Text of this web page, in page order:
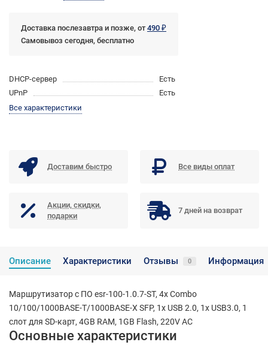
Доставка послезавтра и позже, от490 ₽
Самовывоз сегодня, бесплатно
DHCP-сервер
Есть
UPnP
Есть
Все характеристики
Доставим быстро Все виды оплат
Акции, скидки,
подарки
7 дней на возврат
Описание Характеристики Отзывы 0 Информация
Маршрутизатор с ПО esr-100-1.0.7-ST, 4x Combo
10/100/1000BASE-T/1000BASE-X SFP, 1x USB 2.0, 1x USB3.0, 1
слот для SD-карт, 4GB RAM, 1GB Flash, 220V AC
Основные характеристики